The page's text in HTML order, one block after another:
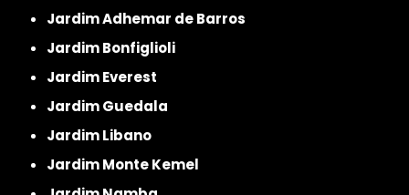
Jardim Adhemar de Barros
Jardim Bonfiglioli
Jardim Everest
Jardim Guedala
Jardim Libano
Jardim Monte Kemel